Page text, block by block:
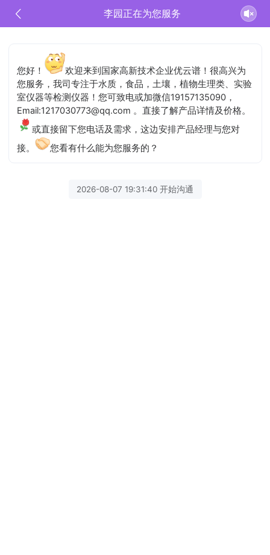
李园正在为您服务
您好！
欢迎来到国家高新技术企业优云谱！很高兴为
您服务，我司专注于水质，食品，土壤，植物生理类、实验
室仪器等检测仪器！您可致电或加微信19157135090，
Email:1217030773@qq.com 。直接了解产品详情及价格。
或直接留下您电话及需求，这边安排产品经理与您对
接。
您看有什么能为您服务的？
2026-08-07 19:31:40 开始沟通